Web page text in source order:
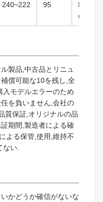
240~222 95
M60x2
((G2)
製品,中古品とリニュ
償可能な10を残し,全
モデルエラーのため
を負いません,会社の
質保証,オリジナルの品
期間,製造者による確
よる保管,使用,維持不
ない.
かどうか確信がないな